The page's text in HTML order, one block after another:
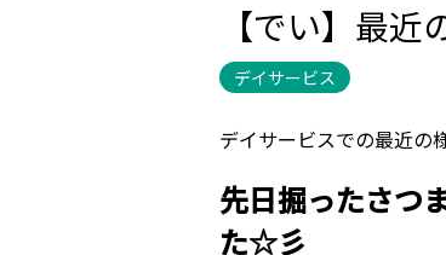
【でい】最
デイサービス
デイサービスでの最近の
先日掘ったさつ
た☆彡